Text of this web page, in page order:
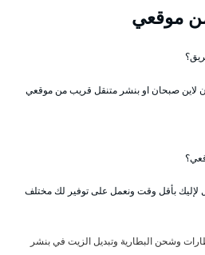
موقعي
لاين صبحان او بنشر متنقل قريب من موقعي
لإليك بأقل وقت ونعمل على توفير لك مختلف
وشحن البطارية وتبديل الزيت في بنشر